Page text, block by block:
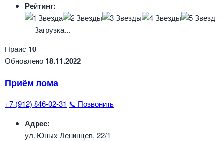
Рейтинг:
Загрузка...
Прайс 10
Обновлено 18.11.2022
Приём лома
+7 (912) 846-02-31 📞 Позвонить
Адрес:
ул. Юных Ленинцев, 22/1